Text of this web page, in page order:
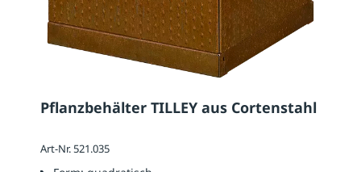
Pflanzbehälter TILLEY aus Cortenstahl
Art-Nr. 521.035